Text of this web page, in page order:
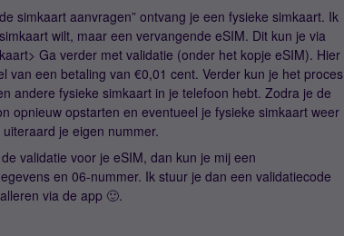
simkaart aanvragen” ontvang je een fysieke simkaart. Ik
wilt, maar een vervangende eSIM. Dit kun je via
Ga verder met validatie (onder het kopje eSIM). Hier
van een betaling van €0,01 cent. Verder kun je het proces
andere fysieke simkaart in je telefoon hebt. Zodra je de
opnieuw opstarten en eventueel je fysieke simkaart weer
je eigen nummer.
validatie voor je eSIM, dan kun je mij een
en 06-nummer. Ik stuur je dan een validatiecode
via de app 🙂.